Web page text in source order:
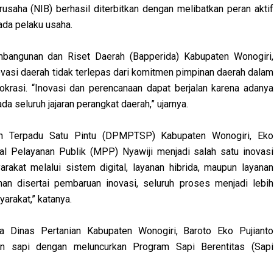
(NIB) berhasil diterbitkan dengan melibatkan peran aktif
pelaku usaha.
dan Riset Daerah (Bapperida) Kabupaten Wonogiri,
daerah tidak terlepas dari komitmen pimpinan daerah dalam
“Inovasi dan perencanaan dapat berjalan karena adanya
seluruh jajaran perangkat daerah,” ujarnya.
Terpadu Satu Pintu (DPMPTSP) Kabupaten Wonogiri, Eko
Pelayanan Publik (MPP) Nyawiji menjadi salah satu inovasi
melalui sistem digital, layanan hibrida, maupun layanan
disertai pembaruan inovasi, seluruh proses menjadi lebih
katanya.
Dinas Pertanian Kabupaten Wonogiri, Baroto Eko Pujianto
sapi dengan meluncurkan Program Sapi Berentitas (Sapi